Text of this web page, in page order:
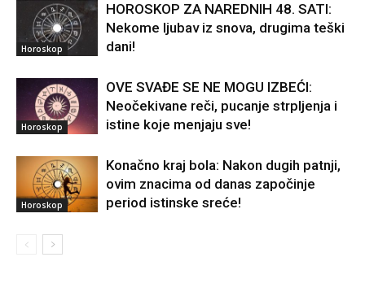
Horoskop
HOROSKOP ZA NAREDNIH 48. SATI:
Nekome ljubav iz snova, drugima teški
dani!
Horoskop
OVE SVAĐE SE NE MOGU IZBEĆI:
Neočekivane reči, pucanje strpljenja i
istine koje menjaju sve!
Horoskop
Konačno kraj bola: Nakon dugih patnji,
ovim znacima od danas započinje
period istinske sreće!